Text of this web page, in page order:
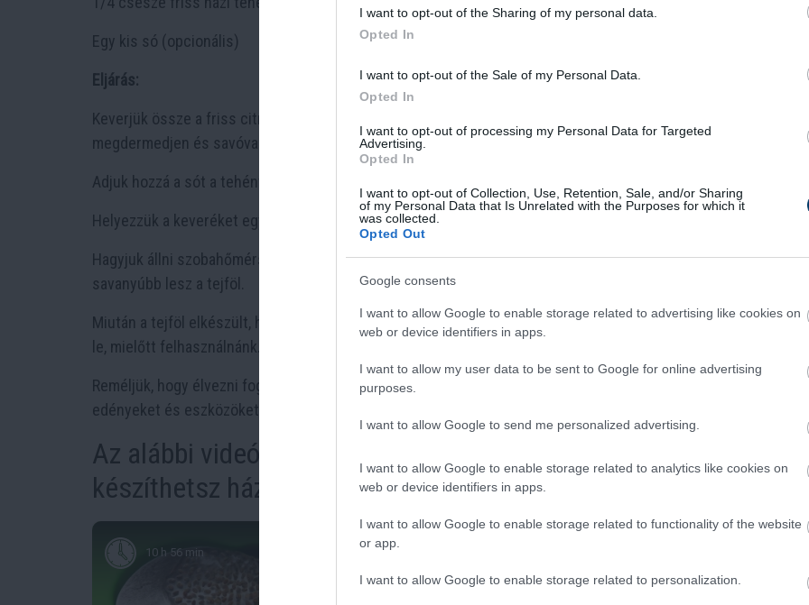
I want to opt-out of the Sharing of my personal data.
Opted In
I want to opt-out of the Sale of my Personal Data.
Opted In
I want to opt-out of processing my Personal Data for Targeted
Advertising.
Opted In
I want to opt-out of Collection, Use, Retention, Sale, and/or Sharing
of my Personal Data that Is Unrelated with the Purposes for which it
was collected.
Opted Out
Google consents
I want to allow Google to enable storage related to advertising like cookies on
web or device identifiers in apps.
I want to allow my user data to be sent to Google for online advertising
purposes.
I want to allow Google to send me personalized advertising.
I want to allow Google to enable storage related to analytics like cookies on
web or device identifiers in apps.
I want to allow Google to enable storage related to functionality of the website
or app.
I want to allow Google to enable storage related to personalization.
Egy kis só (opcionális)
Eljárás:
Keverjük össze a friss citromlevet vagy ecetet a friss házi tehéntejben. Hagyjuk állni néhány percig, hogy a tej
megdermedjen és savóval szétváljon.
Adjuk hozzá a sót a tehéntejfonához, ha szeretnénk sósabb ízt.
Helyezzük a keveréket egy üveg vagy műanyag tálba, majd fedjük le egy tiszta konyharuhával vagy gézzel.
Hagyjuk állni szobahőmérsékleten legalább 12-24 órán át. Minél hosszabb ideig hagyjuk állni, annál sűrűbb és
savanyúbb lesz a tejföl.
Miután a tejföl elkészült, hűtsük le a hűtőben, hogy további tartósságot biztosítsunk neki. Legalább egy órán
le, mielőtt felhasználnánk.
Reméljük, hogy élvezni fogja a frissen készített házi túrót és tejfölt! Ne feledje, hogy mindig használjon tiszta
edényeket és eszközöket, és vigyázzon a higiéniai szabályokra az ételek elkészítése során.
Az alábbi videóban (kicsit másképp) de megmutatjuk, hogyan
készíthetsz házilag túrót és tejfölt!
10 h 56 min